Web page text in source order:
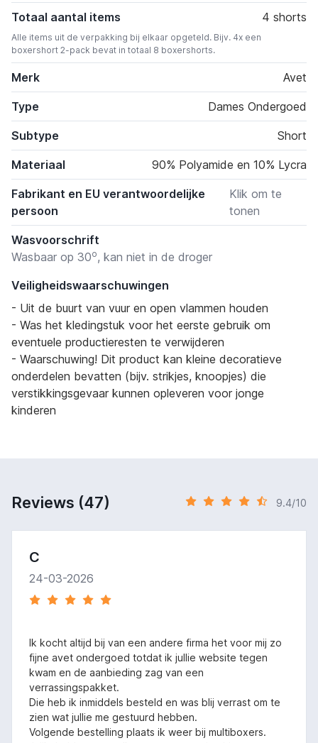
Totaal aantal items 4 shorts
Alle items uit de verpakking bij elkaar opgeteld. Bijv. 4x een
boxershort 2-pack bevat in totaal 8 boxershorts.
Merk Avet
Type Dames Ondergoed
Subtype Short
Materiaal 90% Polyamide en 10% Lycra
Fabrikant en EU verantwoordelijke
persoon
Klik om te
tonen
Wasvoorschrift
Wasbaar op 30o, kan niet in de droger
Veiligheidswaarschuwingen
- Uit de buurt van vuur en open vlammen houden
- Was het kledingstuk voor het eerste gebruik om
eventuele productieresten te verwijderen
- Waarschuwing! Dit product kan kleine decoratieve
onderdelen bevatten (bijv. strikjes, knoopjes) die
verstikkingsgevaar kunnen opleveren voor jonge
kinderen
Reviews (47) 9.4/10
C
24-03-2026
Ik kocht altijd bij van een andere firma het voor mij zo
fijne avet ondergoed totdat ik jullie website tegen
kwam en de aanbieding zag van een
verrassingspakket.
Die heb ik inmiddels besteld en was blij verrast om te
zien wat jullie me gestuurd hebben.
Volgende bestelling plaats ik weer bij multiboxers.